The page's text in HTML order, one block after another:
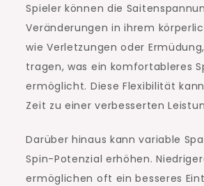
Spieler können die
Veränderungen in ihrem
wie Verletzungen oder
tragen, was ein komfortableres
ermöglicht. Diese Flexibilität
Zeit zu einer verbesserten
Darüber hinaus kann variable
Spin-Potenzial erhöhen.
ermöglichen oft ein besseres